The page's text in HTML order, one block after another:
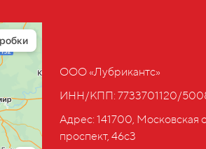
ООО «Лубрикантс»
ИНН/КПП: 7733701120/
Адрес: 141700, Московская
проспект, 46с3